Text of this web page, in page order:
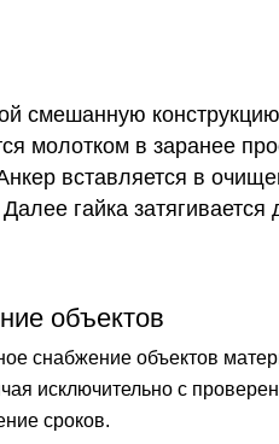
смешанную
молотком в заранее
вставляется в
гайка затягивается
объектов
снабжение объектов
исключительно с
сроков.